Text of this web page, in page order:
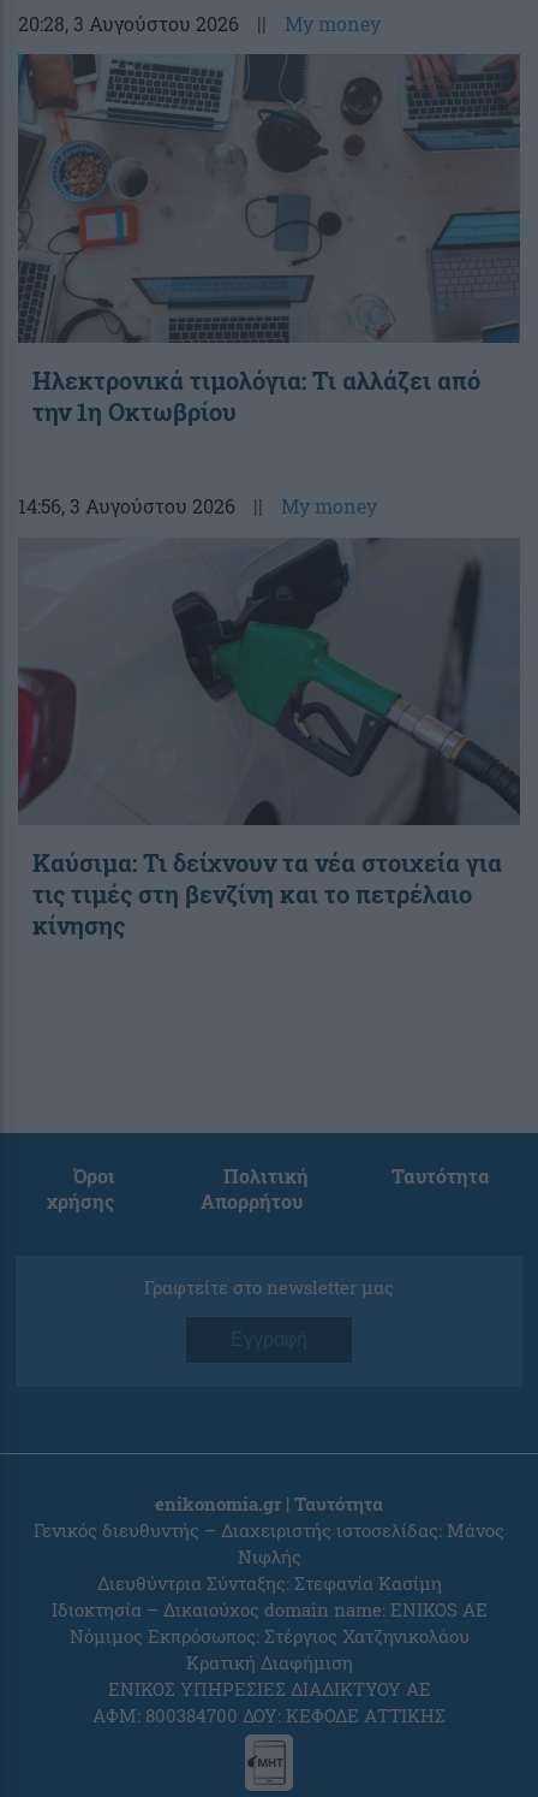
20:28, 3 Αυγούστου 2026 || My money
Ηλεκτρονικά τιμολόγια: Τι αλλάζει από
την 1η Οκτωβρίου
14:56, 3 Αυγούστου 2026 || My money
Καύσιμα: Τι δείχνουν τα νέα στοιχεία για
τις τιμές στη βενζίνη και το πετρέλαιο
κίνησης
Όροι
χρήσης
Πολιτική
Απορρήτου
Ταυτότητα
Γραφτείτε στο newsletter μας
Εγγραφή
enikonomia.gr | Ταυτότητα
Γενικός διευθυντής – Διαχειριστής ιστοσελίδας: Μάνος
Νιφλής
Διευθύντρια Σύνταξης: Στεφανία Κασίμη
Ιδιοκτησία – Δικαιούχος domain name: ENIKOS AE
Νόμιμος Εκπρόσωπος: Στέργιος Χατζηνικολάου
Κρατική Διαφήμιση
ΕΝΙΚΟΣ ΥΠΗΡΕΣΙΕΣ ΔΙΑΔΙΚΤΥΟΥ ΑΕ
ΑΦΜ: 800384700 ΔΟΥ: ΚΕΦΟΔΕ ΑΤΤΙΚΗΣ